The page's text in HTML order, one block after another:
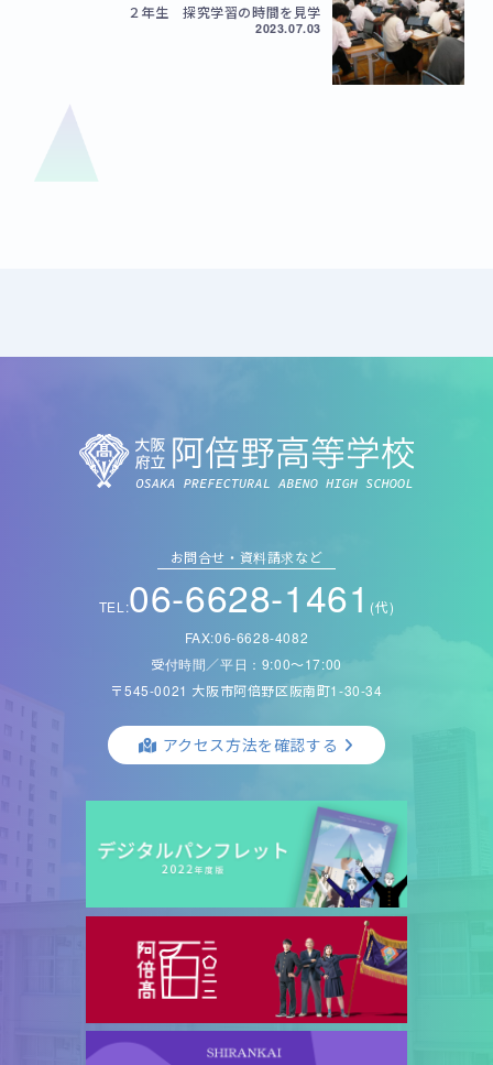
２年生 探究学習の時間を見学
2023.07.03
お問合せ・資料請求など
TEL:06-6628-1461 (代)
FAX:06-6628-4082
受付時間／平日：9:00〜17:00
〒545-0021 大阪市阿倍野区阪南町1-30-34
アクセス方法を確認する